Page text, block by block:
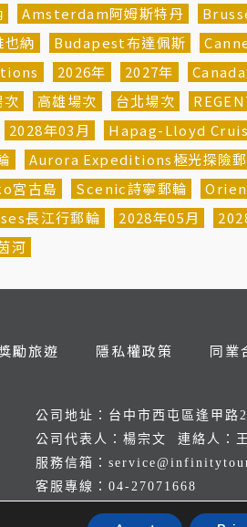
Amsterdam阿姆斯特丹
納 Budapest布達佩斯
2026年 2027年
次 高雄場次 台北場次
2028年03月
Hapag-Lloyd
Aurora Expeditions極光探險
宮古島 Scenic詩寧郵輪
長江行郵輪 2028年05月
河
勵旅遊 隱私權政策 同業
公司地址：台中市西屯區逢甲路
公司代表人：楊宗文 連絡人：
服務信箱：
客服專線： 04-27071668
傳真電話：04-27071652